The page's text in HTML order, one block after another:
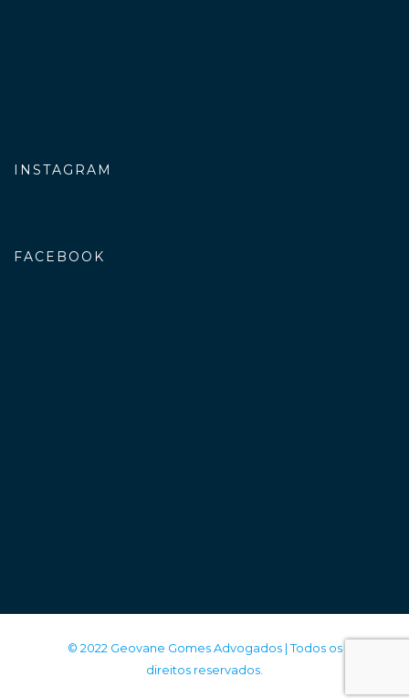
INSTAGRAM
FACEBOOK
© 2022 Geovane Gomes Advogados | Todos os
direitos reservados.